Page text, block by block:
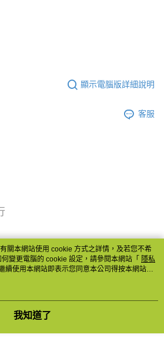
顯示電腦版詳細說明
客服
關本網站使用 cookie 方式之詳情，及若您不希
變更電腦的 cookie 設定，請參閱本網站「 隱私
續使用本網站即表示您同意本公司得按本網站使
。
我知道了